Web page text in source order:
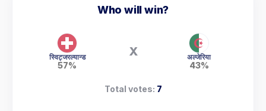
Who will win?
स्विट्जरल्यान्ड
57%
X अल्जेरिया
43%
Total votes: 7